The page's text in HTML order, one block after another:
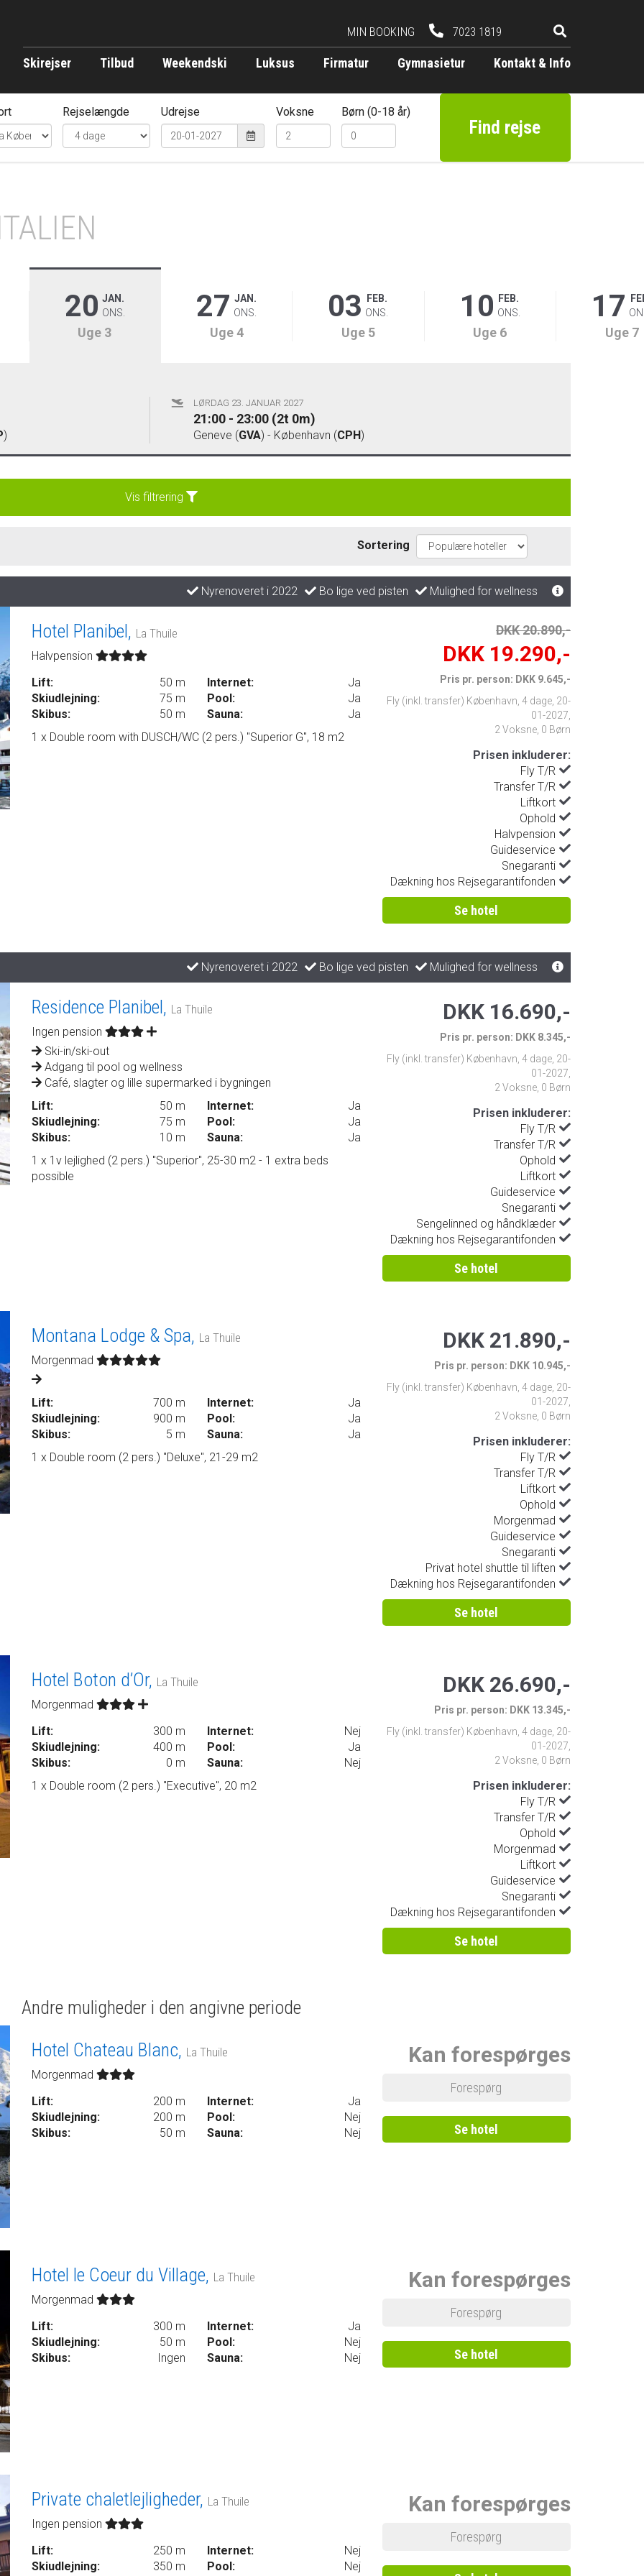
Skirejser Tilbud Weekendski Luksus Firmatur Gymnasietur Kontakt & Info
MIN BOOKING 7023 1819
Find rejse
Rejselængde Udrejse Voksne Børn (0-18 år)
20 JAN.
ONS.
Uge 3
27 JAN.
ONS.
Uge 4
03
FEB.
ONS.
Uge 5
10
FEB.
ONS.
Uge 6
17
Uge 7
)
LØRDAG 23. JANUAR 2027
21:00 - 23:00 (2t 0m)
Geneve (GVA) - København (CPH)
Vis filtrering
Sortering
Nyrenoveret i 2022 Bo lige ved pisten Mulighed for wellness
Hotel Planibel, La Thuile
Halvpension
Lift:
50 m
Skiudlejning:
75 m
Skibus:
50 m
Internet:
Ja
Pool:
Ja
Sauna:
Ja
1 x Double room with DUSCH/WC (2 pers.) "Superior G", 18 m2
DKK 20.890,-
DKK 19.290,-
Pris pr. person: DKK 9.645,-
Fly (inkl. transfer) København 4 dage 20-
01-2027
2 Voksne, 0 Børn
Prisen inkluderer:
Fly T/R
Transfer T/R
Liftkort
Ophold
Halvpension
Guideservice
Snegaranti
Dækning hos Rejsegarantifonden
Se hotel
Nyrenoveret i 2022 Bo lige ved pisten Mulighed for wellness
Residence Planibel, La Thuile
Ingen pension
Ski-in/ski-out
Adgang til pool og wellness
Café, slagter og lille supermarked i bygningen
Lift:
50 m
Skiudlejning:
75 m
Skibus:
10 m
Internet:
Ja
Pool:
Ja
Sauna:
Ja
1 x 1v lejlighed (2 pers.) "Superior", 25-30 m2 - 1 extra beds
possible
DKK 16.690,-
Pris pr. person: DKK 8.345,-
Fly (inkl. transfer) København 4 dage 20-
01-2027
2 Voksne, 0 Børn
Prisen inkluderer:
Fly T/R
Transfer T/R
Ophold
Liftkort
Guideservice
Snegaranti
Sengelinned og håndklæder
Dækning hos Rejsegarantifonden
Se hotel
Montana Lodge & Spa, La Thuile
Morgenmad
Lift:
700 m
Skiudlejning:
900 m
Skibus:
5 m
Internet:
Ja
Pool:
Ja
Sauna:
Ja
1 x Double room (2 pers.) "Deluxe", 21-29 m2
DKK 21.890,-
Pris pr. person: DKK 10.945,-
Fly (inkl. transfer) København 4 dage 20-
01-2027
2 Voksne, 0 Børn
Prisen inkluderer:
Fly T/R
Transfer T/R
Liftkort
Ophold
Morgenmad
Guideservice
Snegaranti
Privat hotel shuttle til liften
Dækning hos Rejsegarantifonden
Se hotel
Hotel Boton d’Or, La Thuile
Morgenmad
Lift:
300 m
Skiudlejning:
400 m
Skibus:
0 m
Internet:
Nej
Pool:
Ja
Sauna:
Nej
1 x Double room (2 pers.) "Executive", 20 m2
DKK 26.690,-
Pris pr. person: DKK 13.345,-
Fly (inkl. transfer) København 4 dage 20-
01-2027
2 Voksne, 0 Børn
Prisen inkluderer:
Fly T/R
Transfer T/R
Ophold
Morgenmad
Liftkort
Guideservice
Snegaranti
Dækning hos Rejsegarantifonden
Se hotel
Andre muligheder i den angivne periode
Hotel Chateau Blanc, La Thuile
Morgenmad
Lift:
200 m
Skiudlejning:
200 m
Skibus:
50 m
Internet:
Ja
Pool:
Nej
Sauna:
Nej
Kan forespørges
Forespørg
Se hotel
Hotel le Coeur du Village, La Thuile
Morgenmad
Lift:
300 m
Skiudlejning:
50 m
Skibus:
Ingen
Internet:
Ja
Pool:
Nej
Sauna:
Nej
Kan forespørges
Forespørg
Se hotel
Private chaletlejligheder, La Thuile
Ingen pension
Lift:
250 m
Skiudlejning:
350 m
Internet:
Nej
Pool:
Nej
Kan forespørges
Forespørg